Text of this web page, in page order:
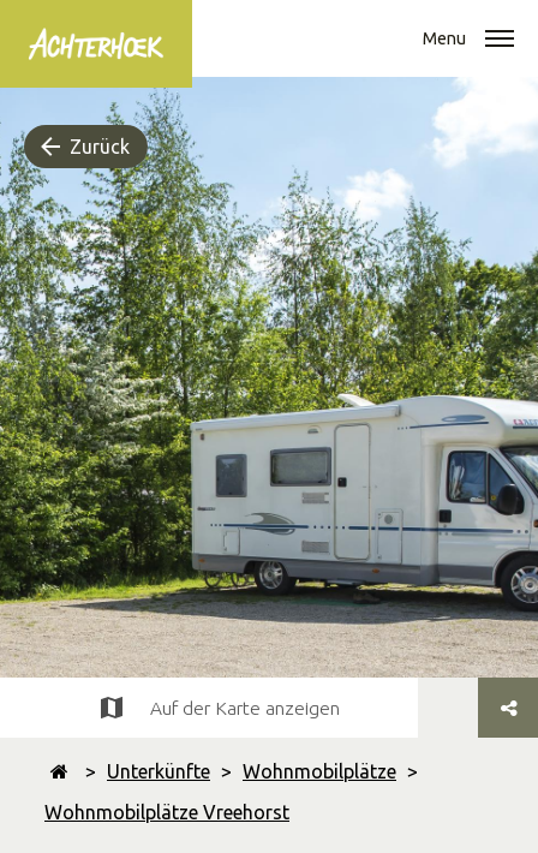
Menu
Zurück
> Unterkünfte > Wohnmobilplätze >
Wohnmobilplätze Vreehorst
Auf der Karte anzeigen